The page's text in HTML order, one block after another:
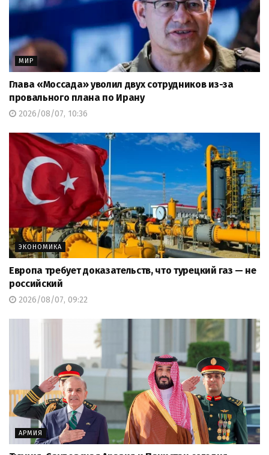
МИР
Глава «Моссада» уволил двух сотрудников из-за
провального плана по Ирану
2026/08/07, 10:36
ЭКОНОМИКА
Европа требует доказательств, что турецкий газ — не
российский
2026/08/07, 09:22
АРМИЯ